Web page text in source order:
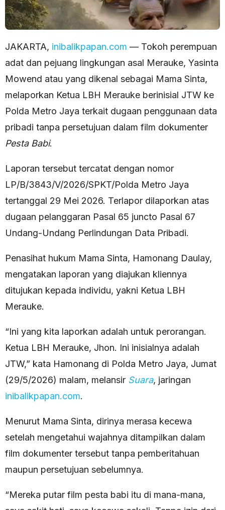
JAKARTA, inibalikpapan.com — Tokoh perempuan
adat dan pejuang lingkungan asal Merauke, Yasinta
Mowend atau yang dikenal sebagai Mama Sinta,
melaporkan Ketua LBH Merauke berinisial JTW ke
Polda Metro Jaya terkait dugaan penggunaan data
pribadi tanpa persetujuan dalam film dokumenter
Pesta Babi.
Laporan tersebut tercatat dengan nomor
LP/B/3843/V/2026/SPKT/Polda Metro Jaya
tertanggal 29 Mei 2026. Terlapor dilaporkan atas
dugaan pelanggaran Pasal 65 juncto Pasal 67
Undang-Undang Perlindungan Data Pribadi.
Penasihat hukum Mama Sinta, Hamonang Daulay,
mengatakan laporan yang diajukan kliennya
ditujukan kepada individu, yakni Ketua LBH
Merauke.
“Ini yang kita laporkan adalah untuk perorangan.
Ketua LBH Merauke, Jhon. Ini inisialnya adalah
JTW,” kata Hamonang di Polda Metro Jaya, Jumat
(29/5/2026) malam, melansir Suara, jaringan
inibalikpapan.com.
Menurut Mama Sinta, dirinya merasa kecewa
setelah mengetahui wajahnya ditampilkan dalam
film dokumenter tersebut tanpa pemberitahuan
maupun persetujuan sebelumnya.
“Mereka putar film pesta babi itu di mana-mana,